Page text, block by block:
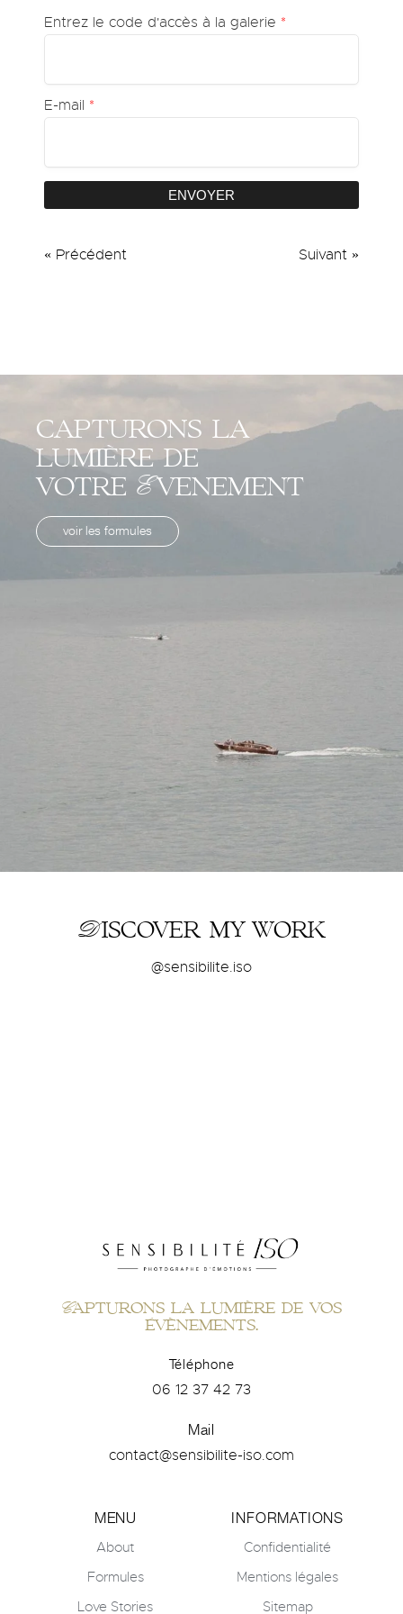
Entrez le code d'accès à la galerie *
E-mail *
ENVOYER
« Précédent Suivant »
capturons la
lumière de
votre Evenement
voir les formules
Discover my work
@sensibilite.iso
Capturons la lumière de vos
évènements.
Téléphone
06 12 37 42 73
Mail
contact@sensibilite-iso.com
MENU
About
Formules
Love Stories
INFORMATIONS
Confidentialité
Mentions légales
Sitemap